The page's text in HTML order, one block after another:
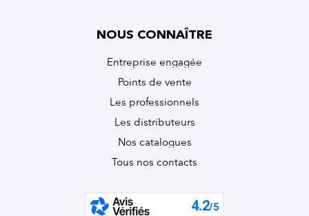
NOUS CONNAÎTRE
Entreprise engagée
Points de vente
Les professionnels
Les distributeurs
Nos catalogues
Tous nos contacts